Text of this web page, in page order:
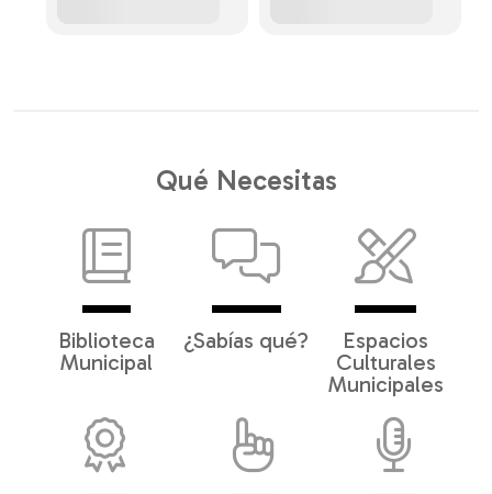
Qué Necesitas
Biblioteca
Municipal
¿Sabías qué?
Espacios
Culturales
Municipales